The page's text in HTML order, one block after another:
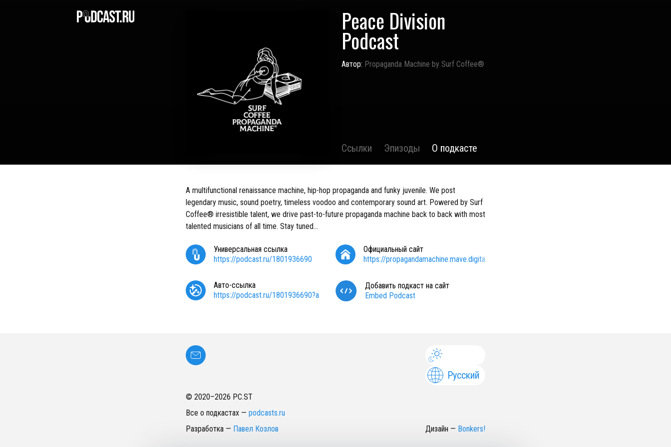
Peace Division
Podcast
Автор: Propaganda Machine by Surf Coffee®
Ссылки Эпизоды О подкасте
A multifunctional renaissance machine, hip-hop propaganda and funky juvenile. We post
legendary music, sound poetry, timeless voodoo and contemporary sound art. Powered by Surf
Coffee® irresistible talent, we drive past-to-future propaganda machine back to back with most
talented musicians of all time. Stay tuned...
Универсальная ссылка
https://podcast.ru/1801936690
Официальный сайт
https://propagandamachine.mave.digital
Авто-ссылка
https://podcast.ru/1801936690?a
Добавить подкаст на сайт
Embed Podcast
Русский
© 2020–2026 PC.ST
Все о подкастах — podcasts.ru
Разработка — Павел Козлов Дизайн — Bonkers!